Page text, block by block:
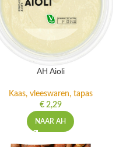
AH Aioli
Kaas, vleeswaren, tapas
€2,29
NAAR AH